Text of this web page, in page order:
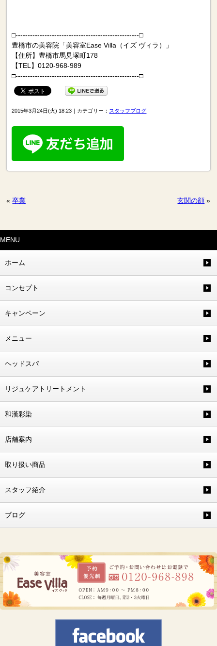
□---------------------------------------------------□
豊橋市の美容院「美容室Ease Villa（イズ ヴィラ）」
【住所】豊橋市馬見塚町178
【TEL】0120-968-989
□---------------------------------------------------□
2015年3月24日(火) 18:23｜カテゴリー： スタッフブログ
«卒業 玄関の顔 »
MENU
ホーム
コンセプト
キャンペーン
メニュー
ヘッドスパ
リジュケアトリートメント
和漢彩染
店舗案内
取り扱い商品
スタッフ紹介
ブログ